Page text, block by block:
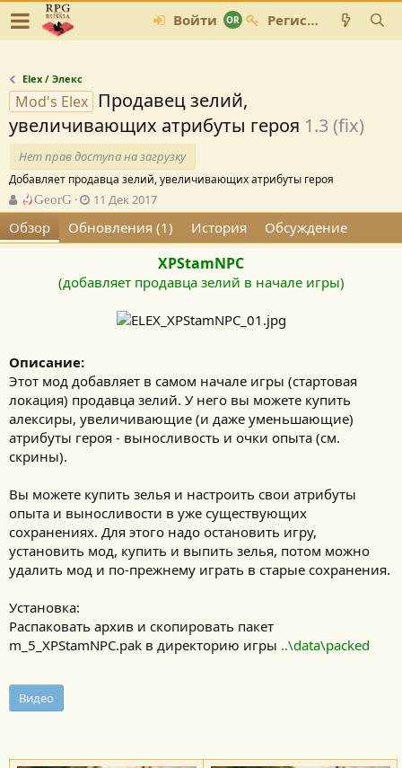
Войти Регистрация
Elex / Элекс
Mod's Elex
Продавец зелий,
увеличивающих атрибуты героя 1.3 (fix)
Нет прав доступа на загрузку
Добавляет продавца зелий, увеличивающих атрибуты героя
А
в
т
о
GeorG
Д
а
т
а
о
я
11 Дек 2017
Обзор Обновления (1) История Обсуждение
XPStamNPC
(добавляет продавца зелий в начале игры)
Описание:
Этот мод добавляет в самом начале игры (стартовая
локация) продавца зелий. У него вы можете купить
алексиры, увеличивающие (и даже уменьшающие)
атрибуты героя - выносливость и очки опыта (см.
скрины).
Вы можете купить зелья и настроить свои атрибуты
опыта и выносливости в уже существующих
сохранениях. Для этого надо остановить игру,
установить мод, купить и выпить зелья, потом можно
удалить мод и по-прежнему играть в старые сохранения.
Установка:
Распаковать архив и скопировать пакет
m_5_XPStamNPC.pak в директорию игры ..\data\packed
Видео